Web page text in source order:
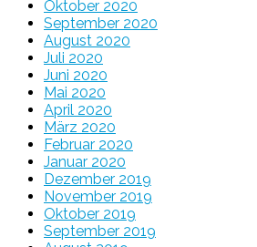
Oktober 2020
September 2020
August 2020
Juli 2020
Juni 2020
Mai 2020
April 2020
März 2020
Februar 2020
Januar 2020
Dezember 2019
November 2019
Oktober 2019
September 2019